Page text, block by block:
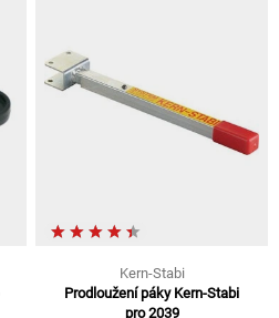
Kern-Stabi
Prodloužení páky Kern-Stabi
pro 2039